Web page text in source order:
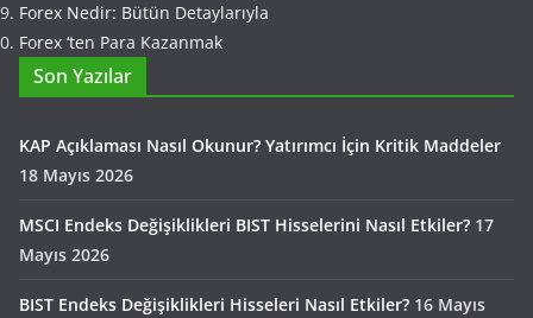
Forex Nedir: Bütün Detaylarıyla
Forex ‘ten Para Kazanmak
Son Yazılar
KAP Açıklaması Nasıl Okunur? Yatırımcı İçin Kritik Maddeler
18 Mayıs 2026
MSCI Endeks Değişiklikleri BIST Hisselerini Nasıl Etkiler? 17
Mayıs 2026
BIST Endeks Değişiklikleri Hisseleri Nasıl Etkiler? 16 Mayıs